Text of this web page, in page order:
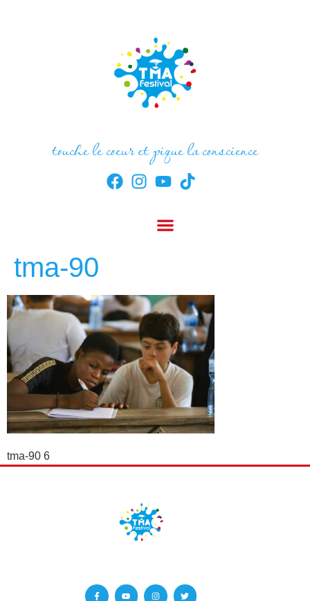
touche le coeur et pique la conscience
tma-90
tma-90 6